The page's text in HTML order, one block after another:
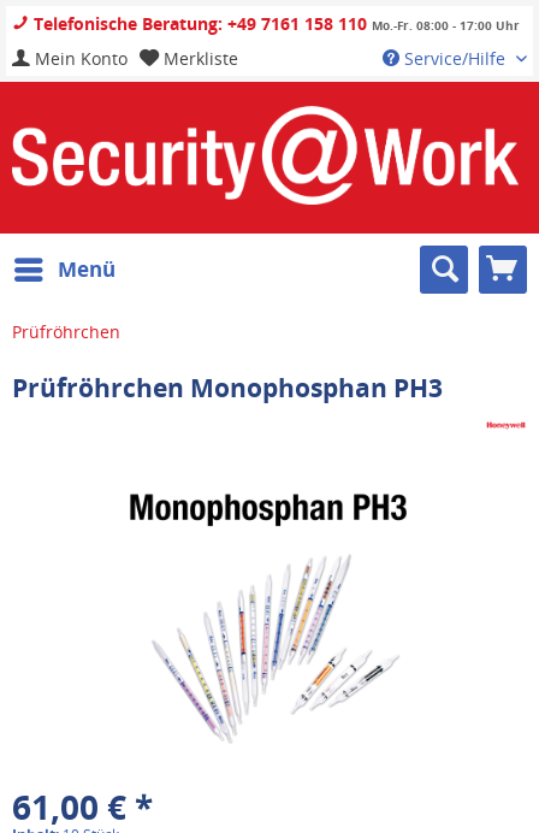
Telefonische Beratung: +49 7161 158 110 Mo.-Fr. 08:00 - 17:00 Uhr
Service/Hilfe
Mein Konto Merkliste
Menü
Prüfröhrchen
Prüfröhrchen Monophosphan PH3
61,00 € *